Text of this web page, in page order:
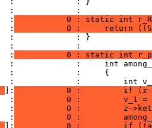
:             :
:
0 : static int
:
0 :     return
:             : }
:             :
:
0 : static int
:             :     int
:             :     {
:             :         int
]:
0 :         if
:
0 :         v_1 =
:
0 :         z-
:
0 :
]:
0 :         if